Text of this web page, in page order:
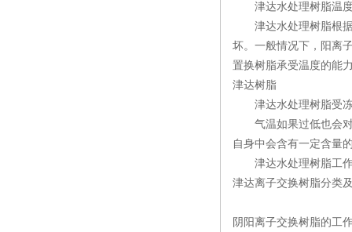
津达水处理树脂温度
津达水处理树脂根据
坏。一般情况下，阳离
置换树脂承受温度的能
津达树脂
津达水处理树脂受
气温如果过低也会对
自身中会含有一定含量
津达水处理树脂工作
津达离子交换树脂分类
阴阳离子交换树脂的